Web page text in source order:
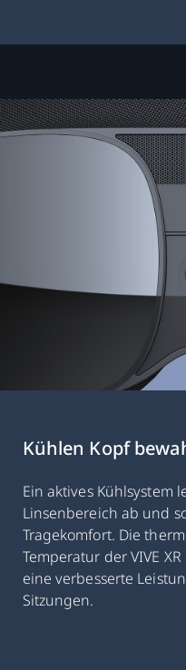
Kühlen Kopf
Ein aktives Kühlsystem
Linsenbereich ab und
Tragekomfort. Die
Temperatur der VIVE
eine verbesserte
Sitzungen.